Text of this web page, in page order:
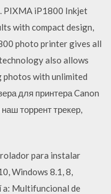
PIXMA iP1800 Inkjet
with compact design,
photo printer gives all
also allows
with unlimited
для принтера Canon
торрент трекер,
para instalar
Windows 8.1, 8,
a: Multifuncional de